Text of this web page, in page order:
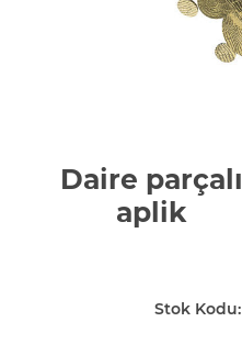
Daire parçalı
aplik
Stok Kodu: